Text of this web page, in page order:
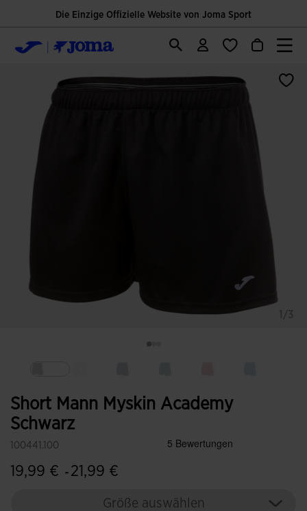
Die Einzige Offizielle Website von Joma Sport
Short Mann Myskin Academy
Schwarz
100441.100
19,99 € - 21,99 €
Größe auswählen